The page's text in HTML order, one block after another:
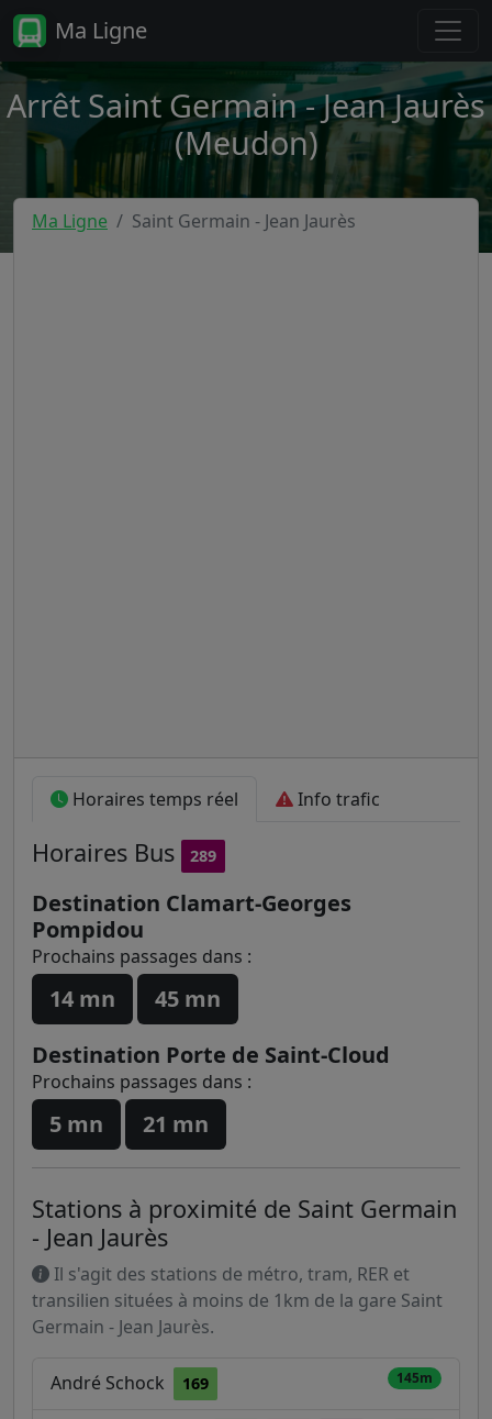
Ma Ligne
Arrêt Saint Germain - Jean Jaurès
(Meudon)
Ma Ligne Saint Germain - Jean Jaurès
Horaires temps réel Info trafic
Horaires Bus 289
Destination Clamart-Georges
Pompidou
Prochains passages dans :
14 mn
45 mn
Destination Porte de Saint-Cloud
Prochains passages dans :
5 mn 21 mn
Stations à proximité de Saint Germain
- Jean Jaurès
Il s'agit des stations de métro, tram, RER et
transilien situées à moins de 1km de la gare Saint
Germain - Jean Jaurès.
André Schock 169 145m